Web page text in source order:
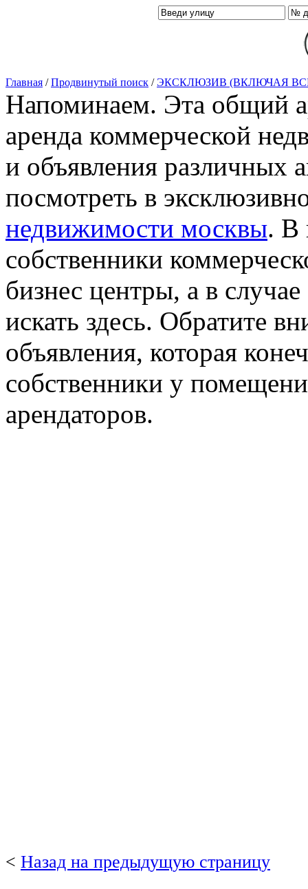
Главная /Продвинутый поиск /ЭКСКЛЮЗИВ (ВКЛЮЧАЯ
Напоминаем. Эта общий
аренда коммерческой
и объявления различных
посмотреть в
недвижимости москвы. В
собственники
бизнес центры, а в случае
искать здесь. Обратите
объявления, которая
собственники у
арендаторов.
< Назад на предыдущую страницу